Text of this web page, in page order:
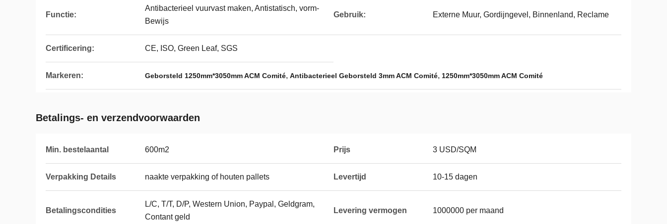
Functie:
Antibacterieel vuurvast maken, Antistatisch, vorm-
Bewijs
Gebruik: Externe Muur, Gordijngevel, Binnenland, Reclame
Certificering: CE, ISO, Green Leaf, SGS
Markeren: Geborsteld 1250mm*3050mm ACM Comité, Antibacterieel Geborsteld 3mm ACM Comité, 1250mm*3050mm ACM Comité
Betalings- en verzendvoorwaarden
Min. bestelaantal 600m2 Prijs 3 USD/SQM
Verpakking Details naakte verpakking of houten pallets Levertijd 10-15 dagen
Betalingscondities
L/C, T/T, D/P, Western Union, Paypal, Geldgram,
Contant geld
Levering vermogen 1000000 per maand